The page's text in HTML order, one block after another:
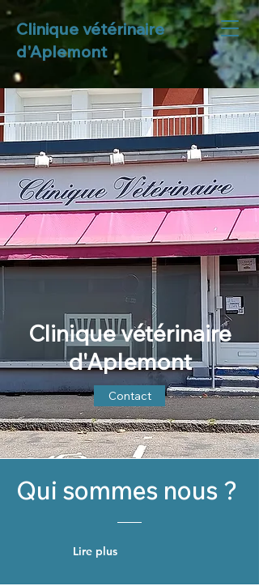
Clinique vétérinaire
d'Aplemont
Clinique vétérinaire
d'Aplemont
Contact
Qui sommes nous ?
Lire plus